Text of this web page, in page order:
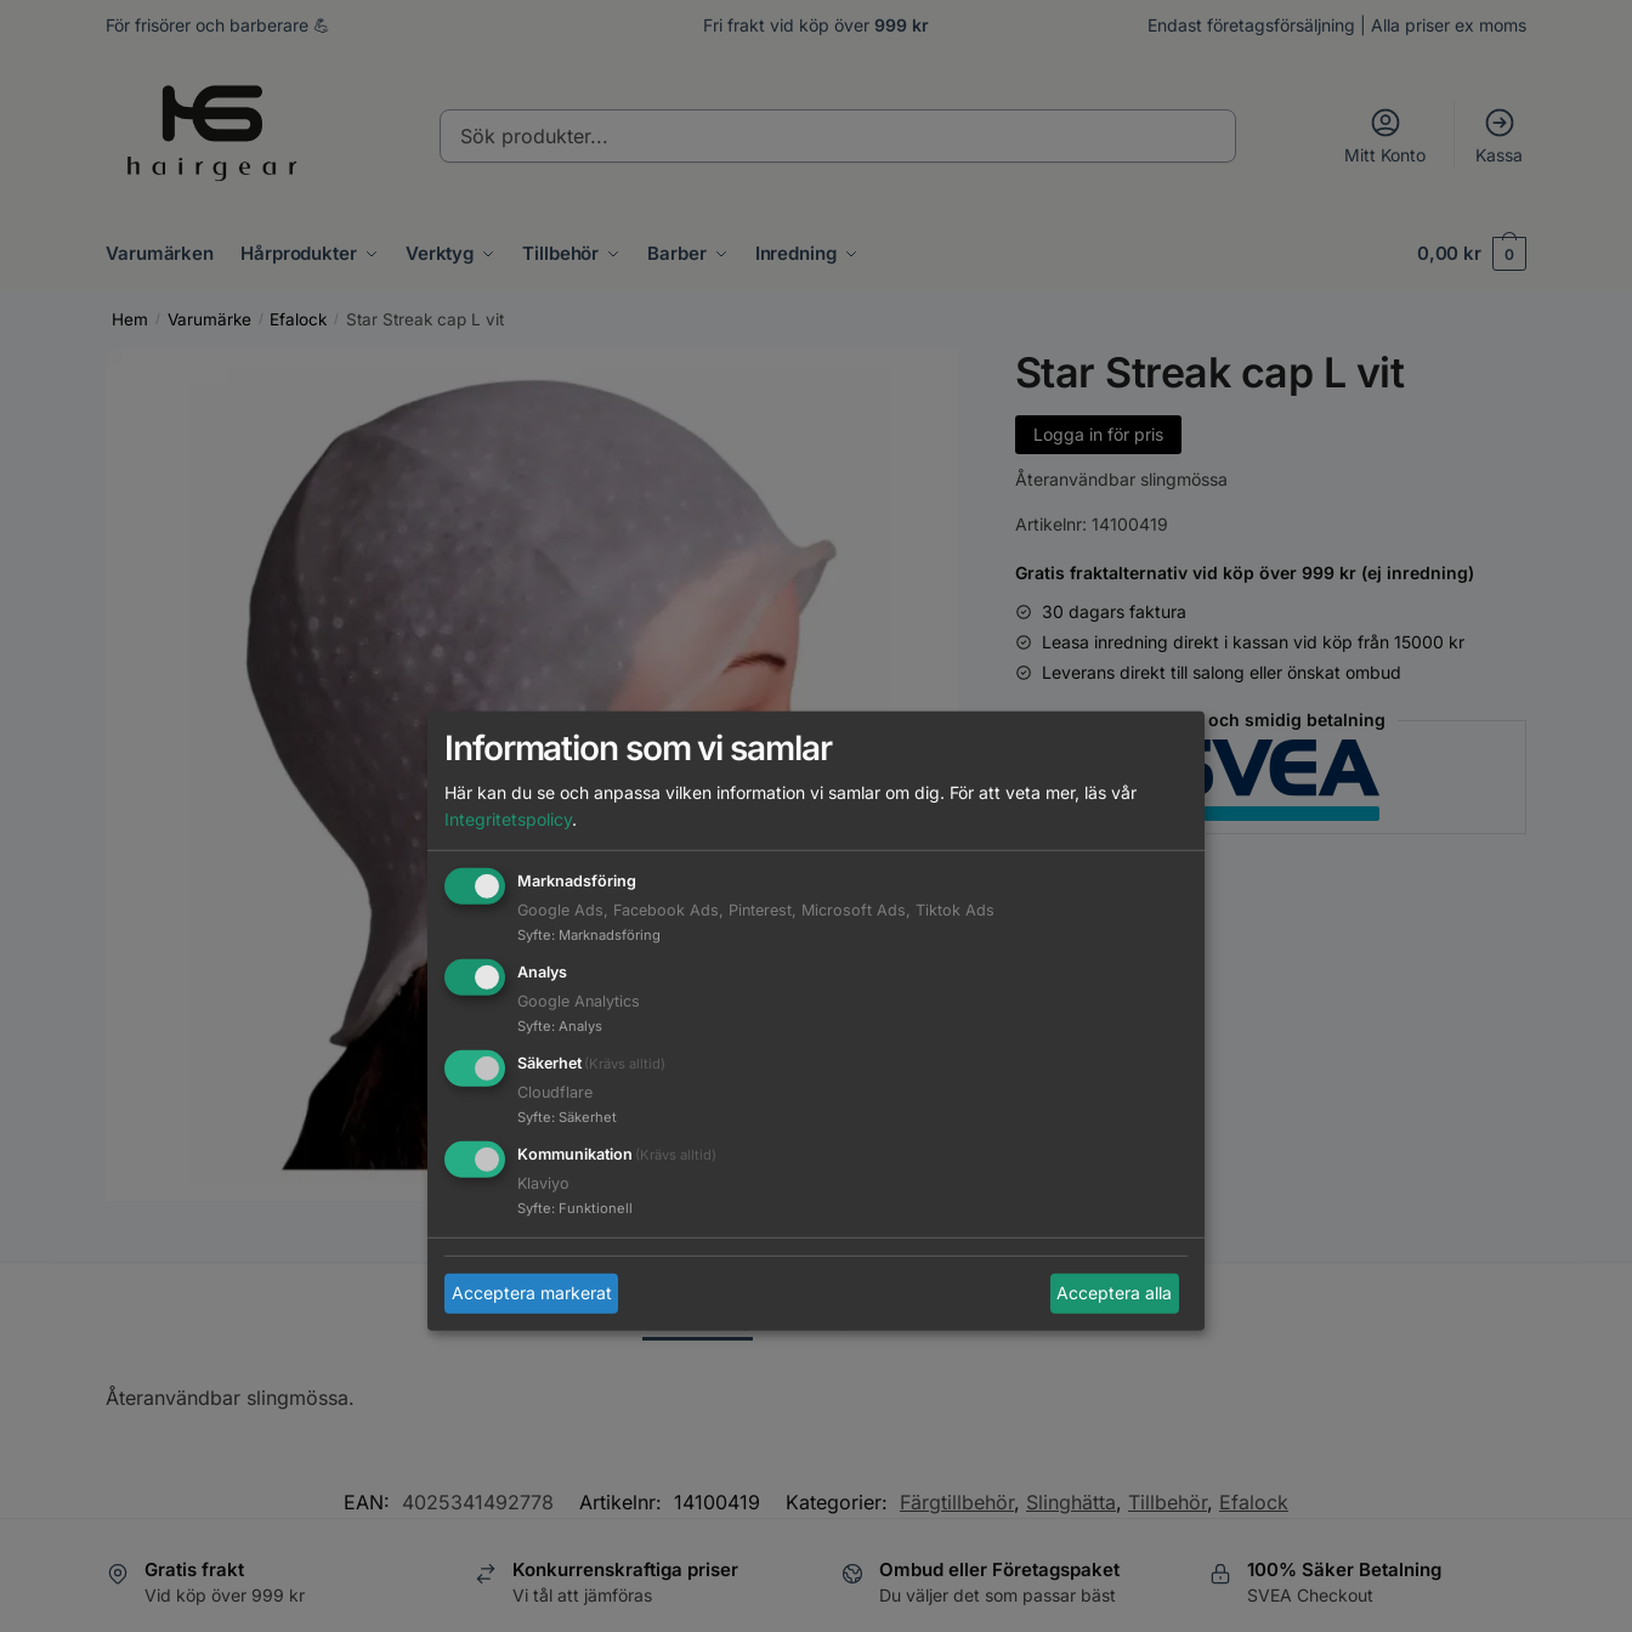
För frisörer och barberare 💪 Fri frakt vid köp över 999 kr Endast företagsförsäljning | Alla priser ex moms
Sök
produkter...
Mitt Konto Kassa
Varumärken Hårprodukter Verktyg Tillbehör Barber Inredning 0,00 kr 0
Hem / Varumärke / Efalock / Star Streak cap L vit
Star Streak cap L vit
Logga in för pris
Återanvändbar slingmössa
Artikelnr: 14100419
Gratis fraktalternativ vid köp över 999 kr (ej inredning)
30 dagars faktura
Leasa inredning direkt i kassan vid köp från 15000 kr
Leverans direkt till salong eller önskat ombud
Säker och smidig betalning
Återanvändbar slingmössa.
EAN: 4025341492778 Artikelnr: 14100419 Kategorier: Färgtillbehör, Slinghätta, Tillbehör, Efalock
Gratis frakt
Vid köp över 999 kr
Konkurrenskraftiga priser
Vi tål att jämföras
Ombud eller Företagspaket
Du väljer det som passar bäst
100% Säker Betalning
SVEA Checkout
Information som vi samlar
Här kan du se och anpassa vilken information vi samlar om dig. För att veta mer, läs vår
Integritetspolicy.
Marknadsföring
Google Ads, Facebook Ads, Pinterest, Microsoft Ads, Tiktok Ads
Syfte: Marknadsföring
Analys
Google Analytics
Syfte: Analys
Säkerhet (Krävs alltid)
Cloudflare
Syfte: Säkerhet
Kommunikation (Krävs alltid)
Klaviyo
Syfte: Funktionell
Acceptera markerat Acceptera alla